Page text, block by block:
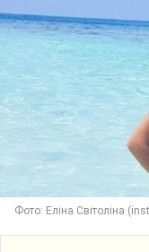
Фото: Еліна Світоліна